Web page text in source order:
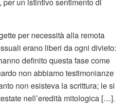
per necessità alla remota
erano liberi da ogni divieto:
definito questa fase come
non abbiamo testimonianze
non esisteva la scrittura; le si
nell’eredità mitologica […].